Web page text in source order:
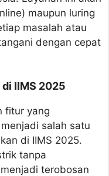
maupun luring
masalah atau
dengan cepat
IIMS 2025
fitur yang
salah satu
di IIMS 2025.
tanpa
terobosan